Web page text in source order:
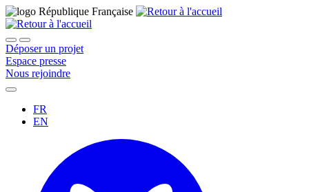
Déposer un projet
Espace presse
Nous rejoindre
FR
EN